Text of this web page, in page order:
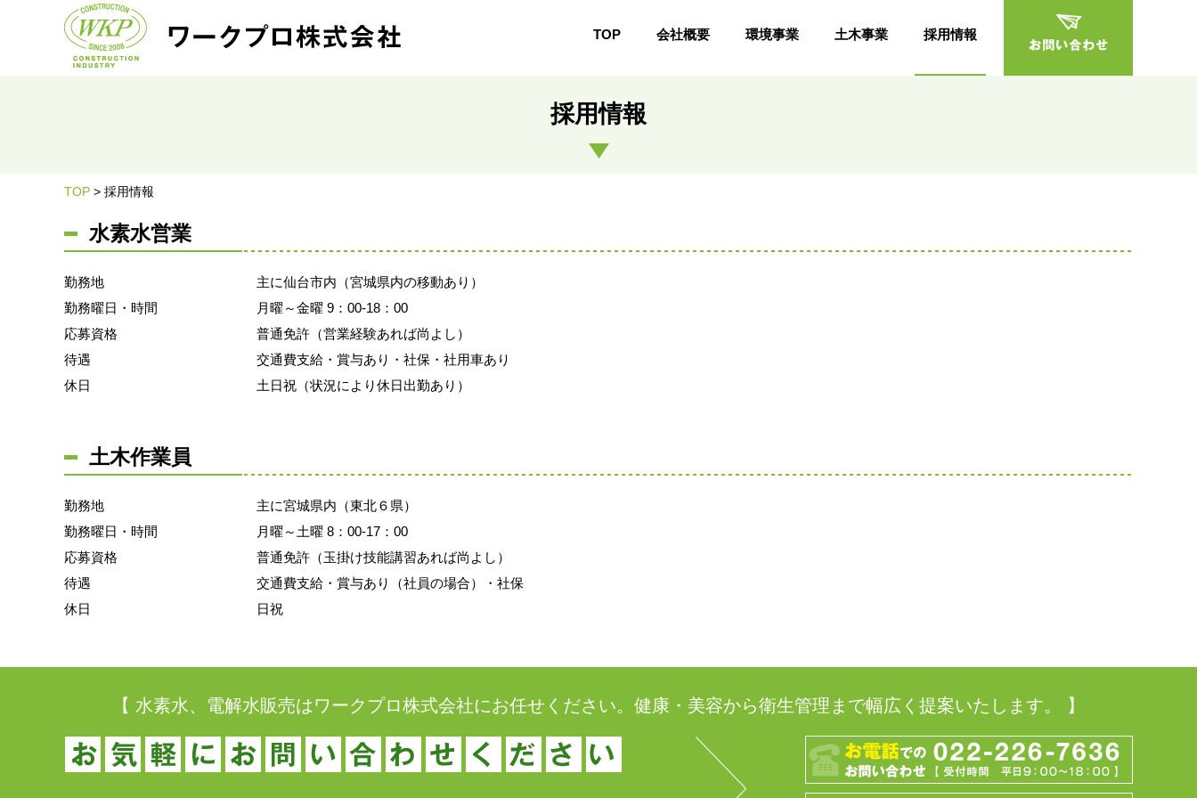
TOP 会社概要 環境事業 土木事業 採用情報
採用情報
TOP > 採用情報
水素水営業
勤務地
主に仙台市内（宮城県内の移動あり）
勤務曜日・時間
月曜～金曜 9：00-18：00
応募資格
普通免許（営業経験あれば尚よし）
待遇
交通費支給・賞与あり・社保・社用車あり
休日
土日祝（状況により休日出勤あり）
土木作業員
勤務地
主に宮城県内（東北６県）
勤務曜日・時間
月曜～土曜 8：00-17：00
応募資格
普通免許（玉掛け技能講習あれば尚よし）
待遇
交通費支給・賞与あり（社員の場合）・社保
休日
日祝
【 水素水、電解水販売はワークプロ株式会社にお任せください。健康・美容から衛生管理まで幅広く提案いたします。 】